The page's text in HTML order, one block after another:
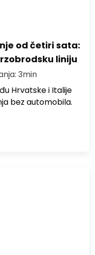
od četiri sata:
liniju
3min
Hrvatske i Italije
bez automobila.